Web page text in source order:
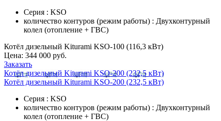
Серия : KSO
количество контуров (режим работы) : Двухконтурный
колел (отопление + ГВС)
Котёл дизельный Kiturami KSO-100 (116,3 кВт)
Цена: 344 000 руб.
Заказать
Котёл дизельный Kiturami KSO-200 (232,5 кВт)
Котёл дизельный Kiturami KSO-200 (232,5 кВт)
Серия : KSO
количество контуров (режим работы) : Двухконтурный
колел (отопление + ГВС)